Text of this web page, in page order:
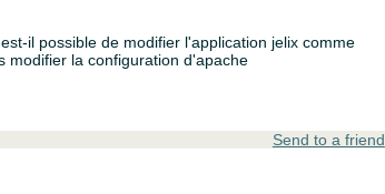
il possible de modifier l'application jelix comme
modifier la configuration d'apache
Send to a friend